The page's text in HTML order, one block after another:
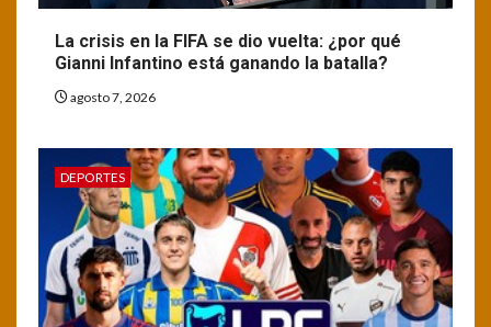
La crisis en la FIFA se dio vuelta: ¿por qué
Gianni Infantino está ganando la batalla?
agosto 7, 2026
DEPORTES